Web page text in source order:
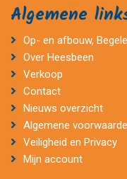
Algemene
Op- en afbouw,
Over Heesbeen
Verkoop
Contact
Nieuws overzicht
Algemene
Veiligheid en Privacy
Mijn account